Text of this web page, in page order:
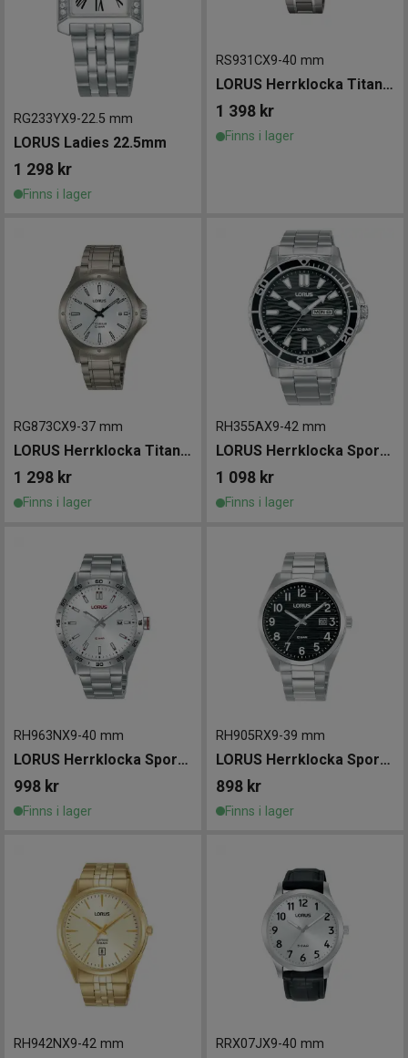
RG233YX9-22.5 mm
LORUS Ladies 22.5mm
1 298 kr
Finns i lager
RS931CX9-40 mm
LORUS Herrklocka Titanium 40mm
1 398 kr
Finns i lager
RG873CX9-37 mm
LORUS Herrklocka Titanium 37mm
1 298 kr
Finns i lager
RH355AX9-42 mm
LORUS Herrklocka Sports Day/Date 42mm
1 098 kr
Finns i lager
RH963NX9-40 mm
LORUS Herrklocka Sports 40mm
998 kr
Finns i lager
RH905RX9-39 mm
LORUS Herrklocka Sports 39mm
898 kr
Finns i lager
RH942NX9-42 mm RRX07JX9-40 mm